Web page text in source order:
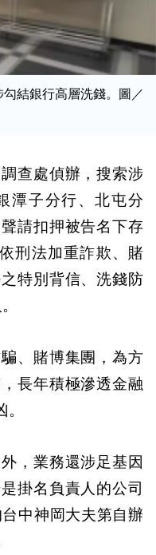
結銀行高層洗錢。圖／
查處偵辦，搜索涉
潭子分行、北屯分
請扣押被告名下存
刑法加重詐欺、賭
特別背信、洗錢防
、賭博集團，為方
長年積極滲透金融
，業務還涉足基因
掛名負責人的公司
中神岡大夫第自辦